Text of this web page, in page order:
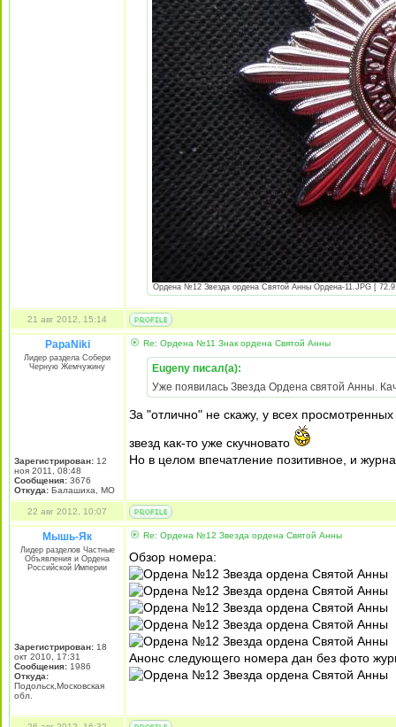
Ордена №12 Звезда ордена Святой Анны Ордена-11.JPG [
21 авг 2012, 15:14
PapaNiki
Лидер раздела Собери
Черную Жемчужину
Зарегистрирован: 12
ноя 2011, 08:48
Сообщения: 3676
Откуда: Балашиха, МО
Re: Ордена №11 Знак ордена Святой Анны
Eugeny писал(а):
Уже появилась Звезда Ордена святой Анны.
За "отлично" не скажу, у всех
звезд как-то уже скучновато
Но в целом впечатление позитивное, и
22 авг 2012, 10:07
Мышь-Як
Лидер разделов Частные
Объявления и Ордена
Российской Империи
Зарегистрирован: 18
окт 2010, 17:31
Сообщения: 1986
Откуда:
Подольск,Московская
обл.
Re: Ордена №12 Звезда ордена Святой Анны
Обзор номера:
Анонс следующего номера дан без фото